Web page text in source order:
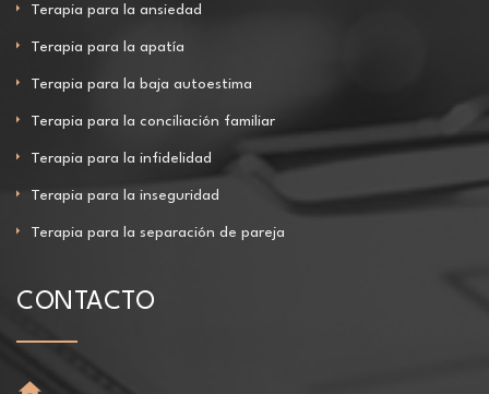
Terapia para la ansiedad
Terapia para la apatía
Terapia para la baja autoestima
Terapia para la conciliación familiar
Terapia para la infidelidad
Terapia para la inseguridad
Terapia para la separación de pareja
CONTACTO